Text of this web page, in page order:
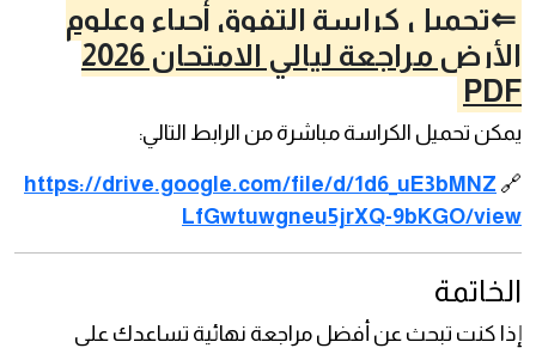
⇐تحميل كراسة التفوق أحياء وعلوم
الأرض مراجعة ليالي الامتحان 2026
PDF
يمكن تحميل الكراسة مباشرة من الرابط التالي:
🔗
https://drive.google.com/file/d/1d6_uE3bMNZ
LfGwtuwgneu5jrXQ-9bKGO/view
الخاتمة
إذا كنت تبحث عن أفضل مراجعة نهائية تساعدك على